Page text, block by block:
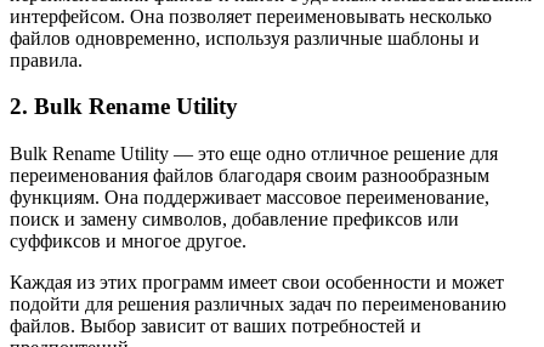
интерфейсом. Она позволяет переименовывать несколько
файлов одновременно, используя различные шаблоны и
правила.
2. Bulk Rename Utility
Bulk Rename Utility — это еще одно отличное решение для
переименования файлов благодаря своим разнообразным
функциям. Она поддерживает массовое переименование,
поиск и замену символов, добавление префиксов или
суффиксов и многое другое.
Каждая из этих программ имеет свои особенности и может
подойти для решения различных задач по переименованию
файлов. Выбор зависит от ваших потребностей и